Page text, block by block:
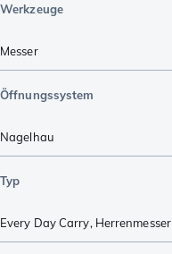
Werkzeuge
Messer
Öffnungssystem
Nagelhau
Typ
Every Day Carry, Herrenmesser